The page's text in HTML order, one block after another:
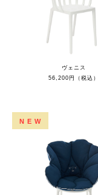
ヴェニス
56,200円（税込）
NEW